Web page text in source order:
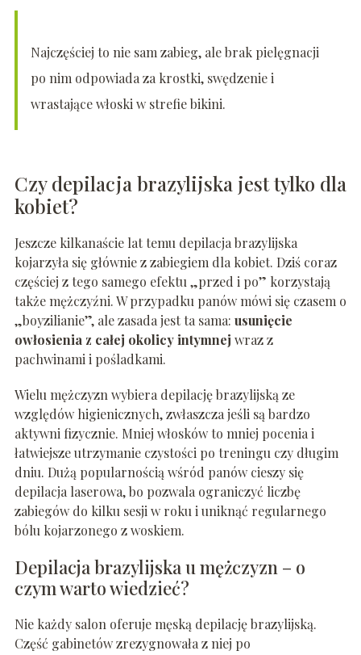
Najczęściej to nie sam zabieg, ale brak pielęgnacji
po nim odpowiada za krostki, swędzenie i
wrastające włoski w strefie bikini.
Czy depilacja brazylijska jest tylko dla
kobiet?
Jeszcze kilkanaście lat temu depilacja brazylijska
kojarzyła się głównie z zabiegiem dla kobiet. Dziś coraz
częściej z tego samego efektu „przed i po” korzystają
także mężczyźni. W przypadku panów mówi się czasem o
„boyzilianie”, ale zasada jest ta sama: usunięcie
owłosienia z całej okolicy intymnej wraz z
pachwinami i pośladkami.
Wielu mężczyzn wybiera depilację brazylijską ze
względów higienicznych, zwłaszcza jeśli są bardzo
aktywni fizycznie. Mniej włosków to mniej pocenia i
łatwiejsze utrzymanie czystości po treningu czy długim
dniu. Dużą popularnością wśród panów cieszy się
depilacja laserowa, bo pozwala ograniczyć liczbę
zabiegów do kilku sesji w roku i uniknąć regularnego
bólu kojarzonego z woskiem.
Depilacja brazylijska u mężczyzn – o
czym warto wiedzieć?
Nie każdy salon oferuje męską depilację brazylijską.
Część gabinetów zrezygnowała z niej po